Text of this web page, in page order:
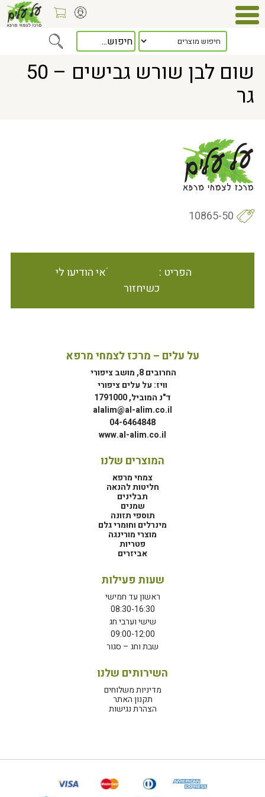
> שום לבן שורש גבישים – 50 גר
שום לבן שורש גבישים – 50
גר
10865-50
הפריט אינו זמין במלאי הודיעו לי
כשיחזור
על עלים – מרכז לצמחי מרפא
החרובים 8, מושב ציפורי
וויז: על עלים ציפורי
ד"נ המוביל, 1791000
alalim@al-alim.co.il
04-6464848
www.al-alim.co.il
המוצרים שלנו
צמחי מרפא
חליטות להנאה
תבלינים
שמנים
תוספי תזונה
מינרלים וחומרי גלם
מוצרי מורינגה
פטריות
אביזרים
שעות פעילות
ראשון עד חמישי
08:30-16:30
שישי וערבי חג
09:00-12:00
שבת וחג – סגור
השירותים שלנו
מדיניות משלוחים
תקנון האתר
הצהרת נגישות